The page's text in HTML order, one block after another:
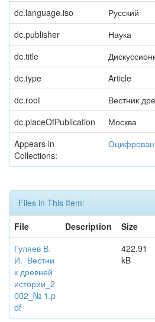
dc.language.iso
Русский
dc.publisher
Наука
dc.title
dc.type
Article
dc.root
Вестник
dc.placeOfPublication
Москва
Appears in
Collections:
Files in This Item:
File
Description Size
Гуляев В.
И._Вестни
к древней
истории_2
002_№ 1.p
df
422.91
kB